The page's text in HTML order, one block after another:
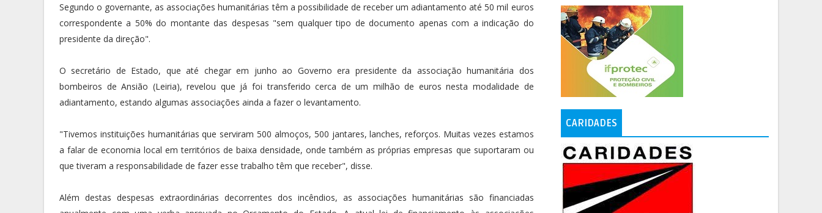
Segundo o governante, as associações humanitárias têm a possibilidade de receber um adiantamento até 50 mil euros
correspondente a 50% do montante das despesas "sem qualquer tipo de documento apenas com a indicação do
presidente da direção".
O secretário de Estado, que até chegar em junho ao Governo era presidente da associação humanitária dos
bombeiros de Ansião (Leiria), revelou que já foi transferido cerca de um milhão de euros nesta modalidade de
adiantamento, estando algumas associações ainda a fazer o levantamento.
"Tivemos instituições humanitárias que serviram 500 almoços, 500 jantares, lanches, reforços. Muitas vezes estamos
a falar de economia local em territórios de baixa densidade, onde também as próprias empresas que suportaram ou
que tiveram a responsabilidade de fazer esse trabalho têm que receber", disse.
Além destas despesas extraordinárias decorrentes dos incêndios, as associações humanitárias são financiadas
CARIDADES